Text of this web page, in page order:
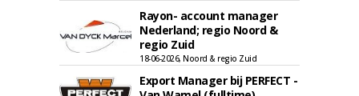
Rayon- account manager
Nederland; regio Noord &
regio Zuid
18-06-2026, Noord & regio Zuid
Export Manager bij PERFECT -